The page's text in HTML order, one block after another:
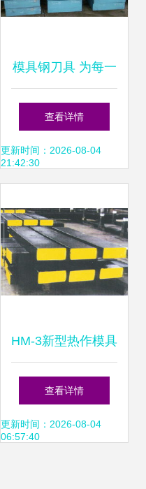
模具钢刀具 为每一
次切割注入工业锋
芒
查看详情
更新时间：2026-08-04
21:42:30
HM-3新型热作模具
钢 性能优势、硬度
特性与使用寿命解
查看详情
更新时间：2026-08-04
06:57:40